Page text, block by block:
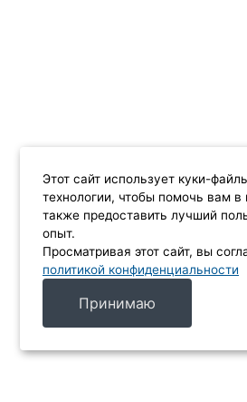
Этот сайт использует куки-
технологии, чтобы помочь вам в
также предоставить лучший
опыт.
Просматривая этот сайт, вы
политикой конфиденциальности
Принимаю